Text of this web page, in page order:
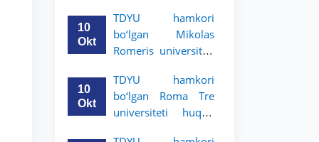
bosqich talabalari
uchun akademik
mobillik dasturini
10
Okt
TDYU hamkori
bo‘lgan Mikolas
Romeris universiteti
uchun akademik
mobillik dasturini
e’lon qildi
10
Okt
TDYU hamkori
bo‘lgan Roma Tre
universiteti huquq